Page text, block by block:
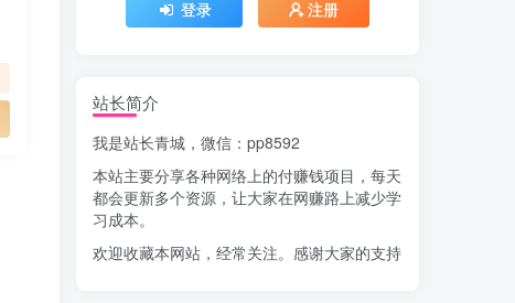
登录 注册
站长简介
我是站长青城，微信：pp8592
本站主要分享各种网络上的付赚钱项目，每天
都会更新多个资源，让大家在网赚路上减少学
习成本。
欢迎收藏本网站，经常关注。感谢大家的支持